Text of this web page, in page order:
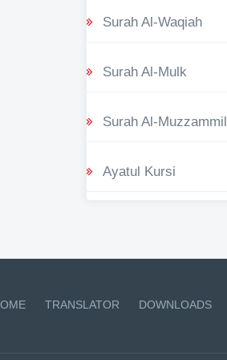
Surah Al-Waqiah
Surah Al-Mulk
Surah Al-Muzzammil
Ayatul Kursi
TRANSLATOR DOWNLOADS